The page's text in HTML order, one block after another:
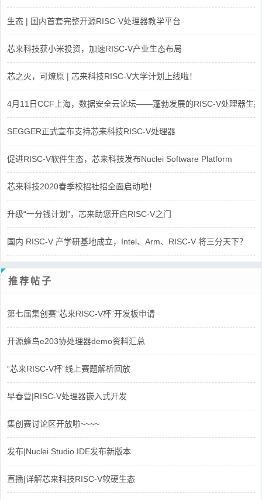
生态 | 国内首套完整开源RISC-V处理器教学平台
芯来科技获小米投资，加速RISC-V产业生态布局
芯之火，可燎原 | 芯来科技RISC-V大学计划上线啦！
4月11日CCF上海，数据安全云论坛——蓬勃发展的RISC-V处理器生态
SEGGER正式宣布支持芯来科技RISC-V处理器
促进RISC-V软件生态，芯来科技发布Nuclei Software Platform
芯来科技2020春季校招社招全面启动啦！
升级“一分钱计划”，芯来助您开启RISC-V之门
国内 RISC-V 产学研基地成立，Intel、Arm、RISC-V 将三分天下？
推荐帖子
第七届集创赛“芯来RISC-V杯”开发板申请
开源蜂鸟e203协处理器demo资料汇总
“芯来RISC-V杯”线上赛题解析回放
早春营|RISC-V处理器嵌入式开发
集创赛讨论区开放啦~~~~
发布|Nuclei Studio IDE发布新版本
直播|详解芯来科技RISC-V软硬生态